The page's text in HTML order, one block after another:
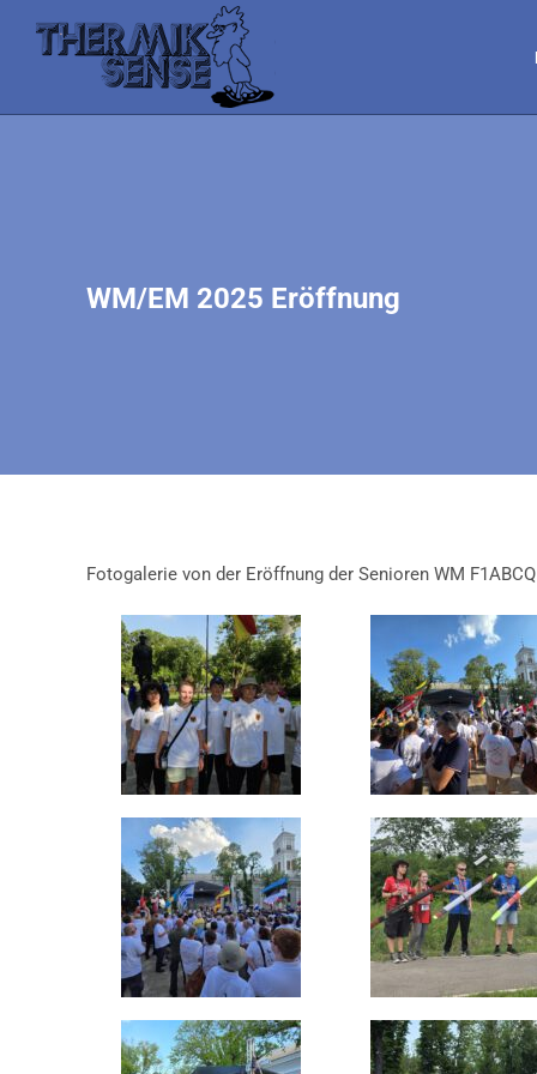
WM/EM 2025 Eröffnung
Fotogalerie von der Eröffnung der Senioren WM